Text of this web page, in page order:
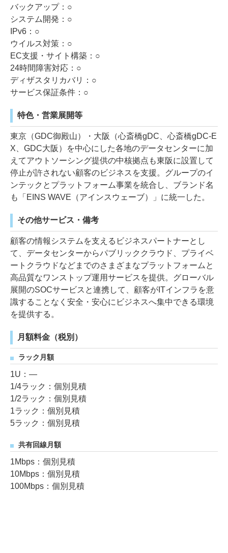
バックアップ：○
システム開発：○
IPv6：○
ウイルス対策：○
EC支援・サイト構築：○
24時間障害対応：○
ディザスタリカバリ：○
サービス保証条件：○
特色・営業展開等
東京（GDC御殿山）・大阪（心斎橋gDC、心斎橋gDC-E
X、GDC大阪）を中心にした各地のデータセンターに加
えてアウトソーシング提供の中核拠点も東阪に設置して
停止が許されない顧客のビジネスを支援。グループのイ
ンテックとプラットフォーム事業を統合し、ブランド名
も「EINS WAVE（アインスウェーブ）」に統一した。
その他サービス・備考
顧客の情報システムを支えるビジネスパートナーとし
て、データセンターからパブリッククラウド、プライベ
ートクラウドなどまでのさまざまなプラットフォームと
高品質なワンストップ運用サービスを提供。グローバル
展開のSOCサービスと連携して、顧客がITインフラを意
識することなく安全・安心にビジネスへ集中できる環境
を提供する。
月額料金（税別）
ラック月額
1U：―
1/4ラック：個別見積
1/2ラック：個別見積
1ラック：個別見積
5ラック：個別見積
共有回線月額
1Mbps：個別見積
10Mbps：個別見積
100Mbps：個別見積